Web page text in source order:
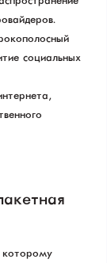
социальных
которому